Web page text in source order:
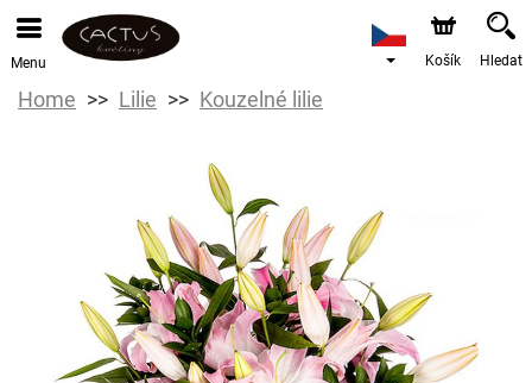
Menu Košík Hledat
Home Lilie Kouzelné lilie